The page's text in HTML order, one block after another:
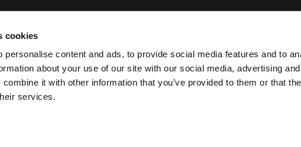
cookies
personalise content and ads, to provide social media features and to
about your use of our site with our social media, advertising
it with other information that you’ve provided to them or that
services.